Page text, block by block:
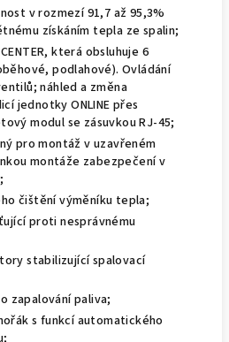
v rozmezí 91,7 až 95,3%
získáním tepla ze spalin;
která obsluhuje 6
podlahové). Ovládání
náhled a změna
jednotky ONLINE přes
modul se zásuvkou RJ-45;
pro montáž v uzavřeném
montáže zabezpečení v
čištění výměníku tepla;
proti nesprávnému
stabilizující spalovací
zapalování paliva;
s funkcí automatického